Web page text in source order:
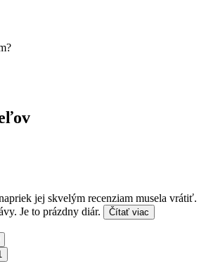
jej skvelým recenziam musela vrátiť.
Je to prázdny diár.
Čítať viac